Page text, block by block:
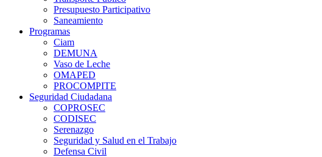
Presupuesto Participativo
Saneamiento
Programas
Ciam
DEMUNA
Vaso de Leche
OMAPED
PROCOMPITE
Seguridad Ciudadana
COPROSEC
CODISEC
Serenazgo
Seguridad y Salud en el Trabajo
Defensa Civil